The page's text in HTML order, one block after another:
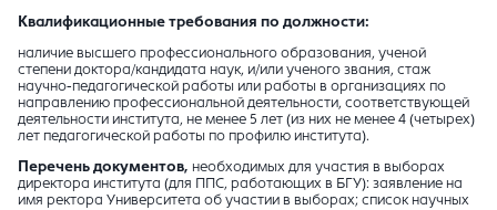
Квалификационные требования по должности:
наличие высшего профессионального образования, ученой
степени доктора/кандидата наук, и/или ученого звания, стаж
научно-педагогической работы или работы в организациях по
направлению профессиональной деятельности, соответствующей
деятельности института, не менее 5 лет (из них не менее 4 (четырех)
лет педагогической работы по профилю института).
Перечень документов, необходимых для участия в выборах
директора института (для ППС, работающих в БГУ): заявление на
имя ректора Университета об участии в выборах; список научных